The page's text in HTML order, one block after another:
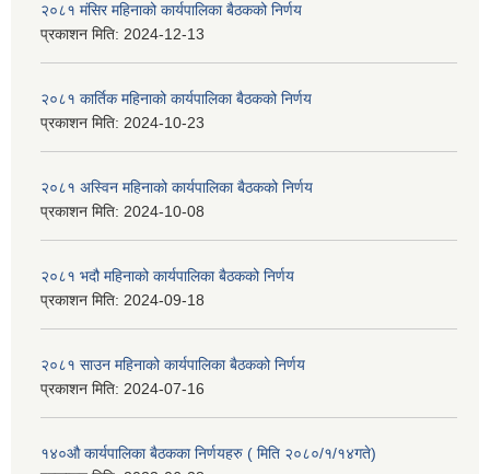
२०८१ मंसिर महिनाको कार्यपालिका बैठकको निर्णय
प्रकाशन मिति: 2024-12-13
२०८१ कार्तिक महिनाको कार्यपालिका बैठकको निर्णय
प्रकाशन मिति: 2024-10-23
२०८१ अस्विन महिनाको कार्यपालिका बैठकको निर्णय
प्रकाशन मिति: 2024-10-08
२०८१ भदौ महिनाको कार्यपालिका बैठकको निर्णय
प्रकाशन मिति: 2024-09-18
२०८१ साउन महिनाको कार्यपालिका बैठकको निर्णय
प्रकाशन मिति: 2024-07-16
१४०औ कार्यपालिका बैठकका निर्णयहरु ( मिति २०८०/१/१४गते)